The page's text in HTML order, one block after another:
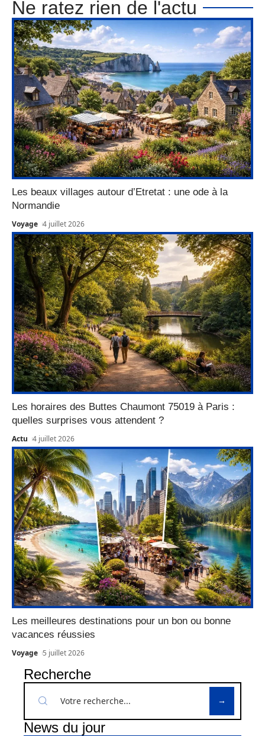
Ne ratez rien de l'actu
Les beaux villages autour d’Etretat : une ode à la
Normandie
Voyage 4 juillet 2026
Les horaires des Buttes Chaumont 75019 à Paris :
quelles surprises vous attendent ?
Actu 4 juillet 2026
Les meilleures destinations pour un bon ou bonne
vacances réussies
Voyage 5 juillet 2026
Recherche
News du jour